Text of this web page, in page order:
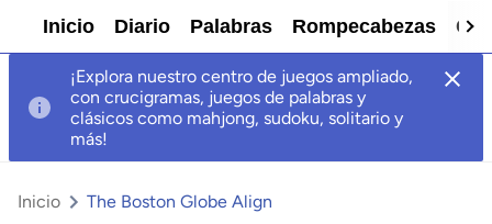
Inicio Diario Palabras Rompecabezas
¡Explora nuestro centro de juegos ampliado,
con crucigramas, juegos de palabras y
clásicos como mahjong, sudoku, solitario y
más!
Inicio The Boston Globe Align